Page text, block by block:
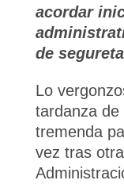
acordar
de
Lo
tardanza de
tremenda
vez tras